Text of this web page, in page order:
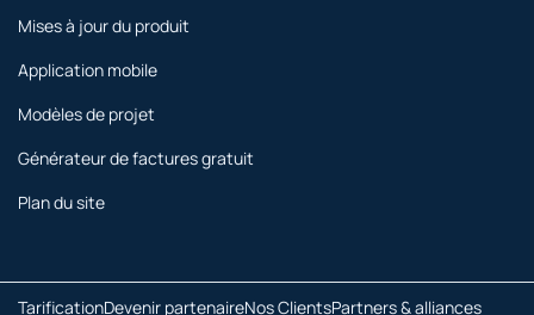
Mises à jour du produit
Application mobile
Modèles de projet
Générateur de factures gratuit
Plan du site
TarificationDevenir partenaireNos ClientsPartners & alliances